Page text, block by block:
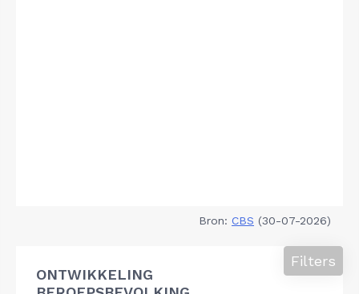
Bron: CBS (30-07-2026)
ONTWIKKELING
Filters